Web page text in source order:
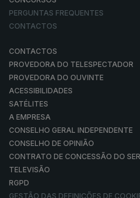
PERGUNTAS FREQUENTES
CONTACTOS
CONTACTOS
PROVEDORA DO TELESPECTADOR
PROVEDORA DO OUVINTE
ACESSIBILIDADES
SATÉLITES
A EMPRESA
CONSELHO GERAL INDEPENDENTE
CONSELHO DE OPINIÃO
CONTRATO DE CONCESSÃO DO
TELEVISÃO
RGPD
GESTÃO DAS DEFINIÇÕES DE